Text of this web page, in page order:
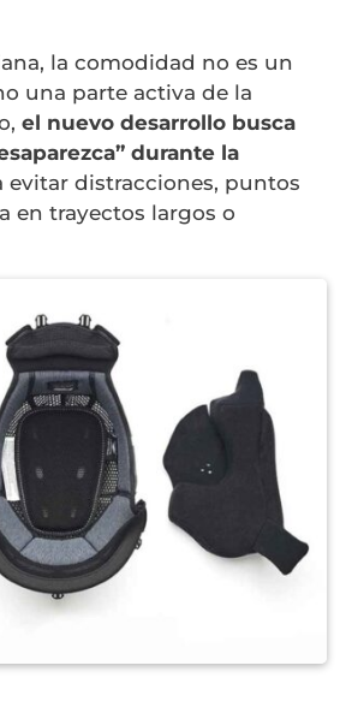
la comodidad no es un
una parte activa de la
el nuevo desarrollo busca
durante la
evitar distracciones, puntos
en trayectos largos o